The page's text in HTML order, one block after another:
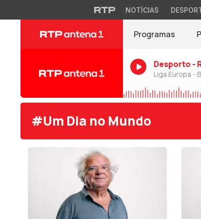
NOTÍCIAS
Programas
Desporto -
Liga Europa -
#Um Dia no Mundo